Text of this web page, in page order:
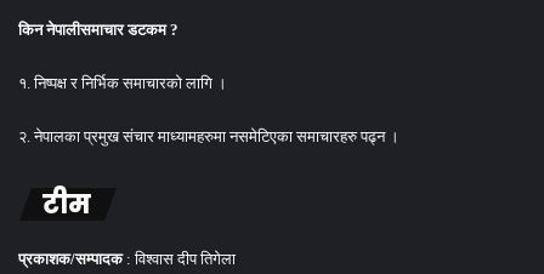
किन नेपालीसमाचार डटकम ?
१. निष्पक्ष र निर्भिक समाचारको लागि ।
२. नेपालका प्रमुख संचार माध्यामहरुमा नसमेटिएका समाचारहरु पढ्न ।
टीम
प्रकाशक/सम्पादक : विश्वास दीप तिगेला